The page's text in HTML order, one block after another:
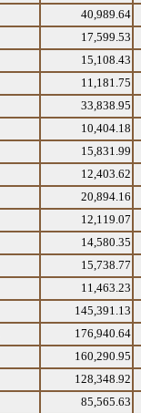
40,989.64
17,599.53
15,108.43
11,181.75
33,838.95
10,404.18
15,831.99
12,403.62
20,894.16
12,119.07
14,580.35
15,738.77
11,463.23
145,391.13
176,940.64
160,290.95
128,348.92
85,565.63